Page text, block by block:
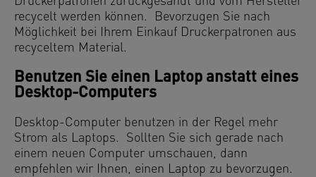
recycelt werden können. Bevorzugen Sie nach
Möglichkeit bei Ihrem Einkauf Druckerpatronen aus
recyceltem Material.
Benutzen Sie einen Laptop anstatt eines
Desktop-Computers
Desktop-Computer benutzen in der Regel mehr
Strom als Laptops. Sollten Sie sich gerade nach
einem neuen Computer umschauen, dann
empfehlen wir Ihnen, einen Laptop zu bevorzugen.